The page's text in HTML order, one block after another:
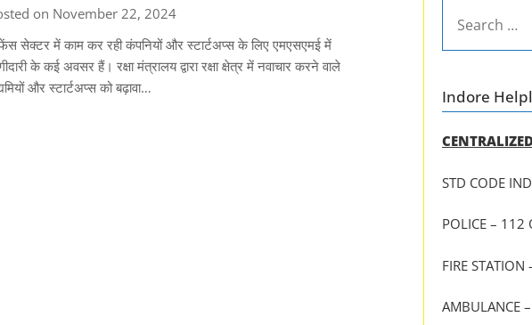
on November 22, 2024
सेक्टर में काम कर रही कंपनियों और स्टार्टअप्स के लिए एमएसएमई में
के कई अवसर हैं। रक्षा मंत्रालय द्वारा रक्षा क्षेत्र में नवाचार करने वाले
और स्टार्टअप्स को बढ़ावा…
FOR:
Indore
STD CODE
POLICE – 112
FIRE STATION
AMBULANCE